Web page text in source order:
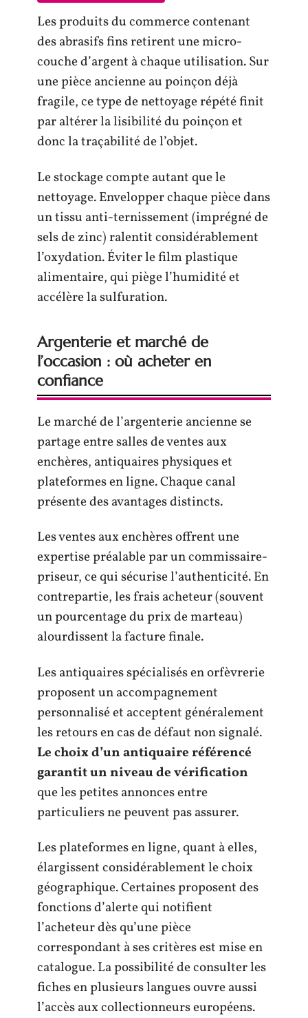
Les produits du commerce contenant
des abrasifs fins retirent une micro-
couche d’argent à chaque utilisation. Sur
une pièce ancienne au poinçon déjà
fragile, ce type de nettoyage répété finit
par altérer la lisibilité du poinçon et
donc la traçabilité de l’objet.
Le stockage compte autant que le
nettoyage. Envelopper chaque pièce dans
un tissu anti-ternissement (imprégné de
sels de zinc) ralentit considérablement
l’oxydation. Éviter le film plastique
alimentaire, qui piège l’humidité et
accélère la sulfuration.
Argenterie et marché de
l’occasion : où acheter en
confiance
Le marché de l’argenterie ancienne se
partage entre salles de ventes aux
enchères, antiquaires physiques et
plateformes en ligne. Chaque canal
présente des avantages distincts.
Les ventes aux enchères offrent une
expertise préalable par un commissaire-
priseur, ce qui sécurise l’authenticité. En
contrepartie, les frais acheteur (souvent
un pourcentage du prix de marteau)
alourdissent la facture finale.
Les antiquaires spécialisés en orfèvrerie
proposent un accompagnement
personnalisé et acceptent généralement
les retours en cas de défaut non signalé.
Le choix d’un antiquaire référencé
garantit un niveau de vérification
que les petites annonces entre
particuliers ne peuvent pas assurer.
Les plateformes en ligne, quant à elles,
élargissent considérablement le choix
géographique. Certaines proposent des
fonctions d’alerte qui notifient
l’acheteur dès qu’une pièce
correspondant à ses critères est mise en
catalogue. La possibilité de consulter les
fiches en plusieurs langues ouvre aussi
l’accès aux collectionneurs européens.